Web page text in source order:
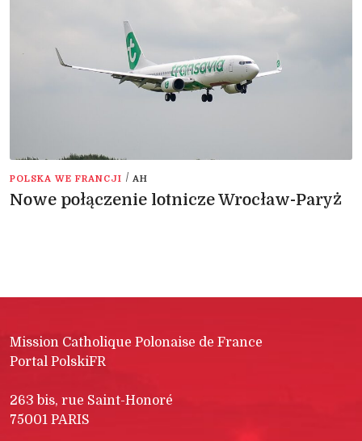
POLSKA WE FRANCJI / AH
Nowe połączenie lotnicze Wrocław-Paryż
Mission Catholique Polonaise de France
Portal PolskiFR
263 bis, rue Saint-Honoré
75001 PARIS